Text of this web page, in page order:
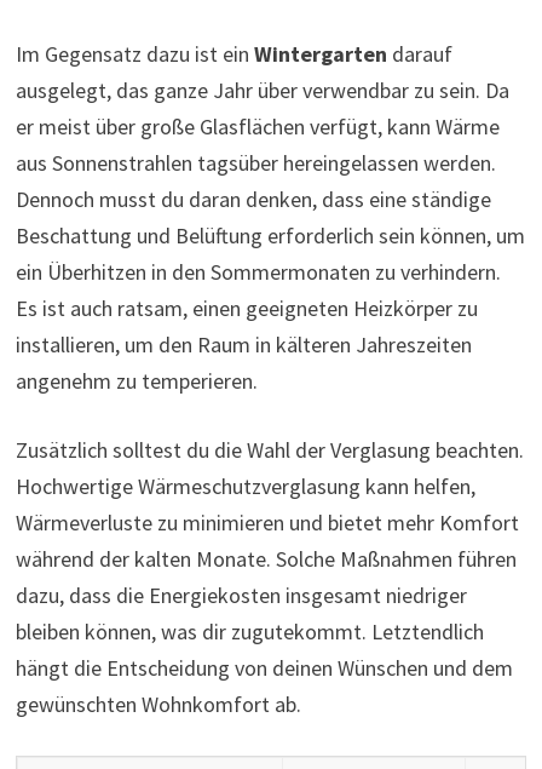
Im Gegensatz dazu ist ein Wintergarten darauf
ausgelegt, das ganze Jahr über verwendbar zu sein. Da
er meist über große Glasflächen verfügt, kann Wärme
aus Sonnenstrahlen tagsüber hereingelassen werden.
Dennoch musst du daran denken, dass eine ständige
Beschattung und Belüftung erforderlich sein können, um
ein Überhitzen in den Sommermonaten zu verhindern.
Es ist auch ratsam, einen geeigneten Heizkörper zu
installieren, um den Raum in kälteren Jahreszeiten
angenehm zu temperieren.
Zusätzlich solltest du die Wahl der Verglasung beachten.
Hochwertige Wärmeschutzverglasung kann helfen,
Wärmeverluste zu minimieren und bietet mehr Komfort
während der kalten Monate. Solche Maßnahmen führen
dazu, dass die Energiekosten insgesamt niedriger
bleiben können, was dir zugutekommt. Letztendlich
hängt die Entscheidung von deinen Wünschen und dem
gewünschten Wohnkomfort ab.